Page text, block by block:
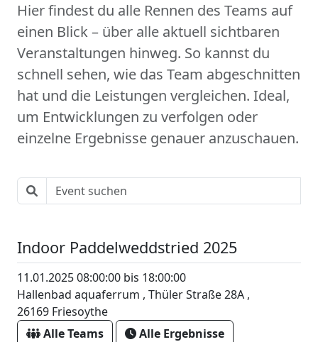
Hier findest du alle Rennen des Teams auf
einen Blick – über alle aktuell sichtbaren
Veranstaltungen hinweg. So kannst du
schnell sehen, wie das Team abgeschnitten
hat und die Leistungen vergleichen. Ideal,
um Entwicklungen zu verfolgen oder
einzelne Ergebnisse genauer anzuschauen.
Indoor Paddelweddstried 2025
11.01.2025 08:00:00 bis 18:00:00
Hallenbad aquaferrum , Thüler Straße 28A ,
26169 Friesoythe
Alle Teams
Alle Ergebnisse